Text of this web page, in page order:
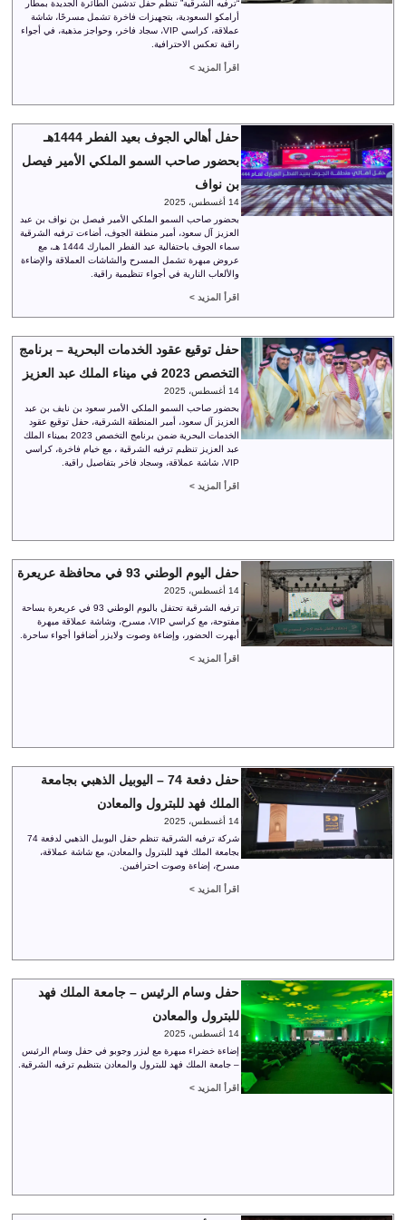
“ترفيه الشرقية” تنظم حفل تدشين الطائرة الجديدة بمطار
أرامكو السعودية، بتجهيزات فاخرة تشمل مسرحًا، شاشة
عملاقة، كراسي VIP، سجاد فاخر، وحواجز مذهبة، في أجواء
راقية تعكس الاحترافية.
اقرأ المزيد >
حفل أهالي الجوف بعيد الفطر 1444هـ
بحضور صاحب السمو الملكي الأمير فيصل
بن نواف
14 أغسطس، 2025
بحضور صاحب السمو الملكي الأمير فيصل بن نواف بن عبد
العزيز آل سعود، أمير منطقة الجوف، أضاءت ترفيه الشرقية
سماء الجوف باحتفالية عيد الفطر المبارك 1444 هـ، مع
عروض مبهرة تشمل المسرح والشاشات العملاقة والإضاءة
والألعاب النارية في أجواء تنظيمية راقية.
اقرأ المزيد >
حفل توقيع عقود الخدمات البحرية – برنامج
التخصص 2023 في ميناء الملك عبد العزيز
14 أغسطس، 2025
بحضور صاحب السمو الملكي الأمير سعود بن نايف بن عبد
العزيز آل سعود، أمير المنطقة الشرقية، حفل توقيع عقود
الخدمات البحرية ضمن برنامج التخصص 2023 بميناء الملك
عبد العزيز تنظيم ترفيه الشرقية ، مع خيام فاخرة، كراسي
VIP، شاشة عملاقة، وسجاد فاخر بتفاصيل راقية.
اقرأ المزيد >
حفل اليوم الوطني 93 في محافظة عريعرة
14 أغسطس، 2025
ترفيه الشرقية تحتفل باليوم الوطني 93 في عريعرة بساحة
مفتوحة، مع كراسي VIP، مسرح، وشاشة عملاقة مبهرة
أبهرت الحضور، وإضاءة وصوت ولايزر أضافوا أجواء ساحرة.
اقرأ المزيد >
حفل دفعة 74 – اليوبيل الذهبي بجامعة
الملك فهد للبترول والمعادن
14 أغسطس، 2025
شركة ترفيه الشرقية تنظم حفل اليوبيل الذهبي لدفعة 74
بجامعة الملك فهد للبترول والمعادن، مع شاشة عملاقة،
مسرح، إضاءة وصوت احترافيين.
اقرأ المزيد >
حفل وسام الرئيس – جامعة الملك فهد
للبترول والمعادن
14 أغسطس، 2025
إضاءة خضراء مبهرة مع ليزر وجوبو في حفل وسام الرئيس
– جامعة الملك فهد للبترول والمعادن بتنظيم ترفيه الشرقية.
اقرأ المزيد >